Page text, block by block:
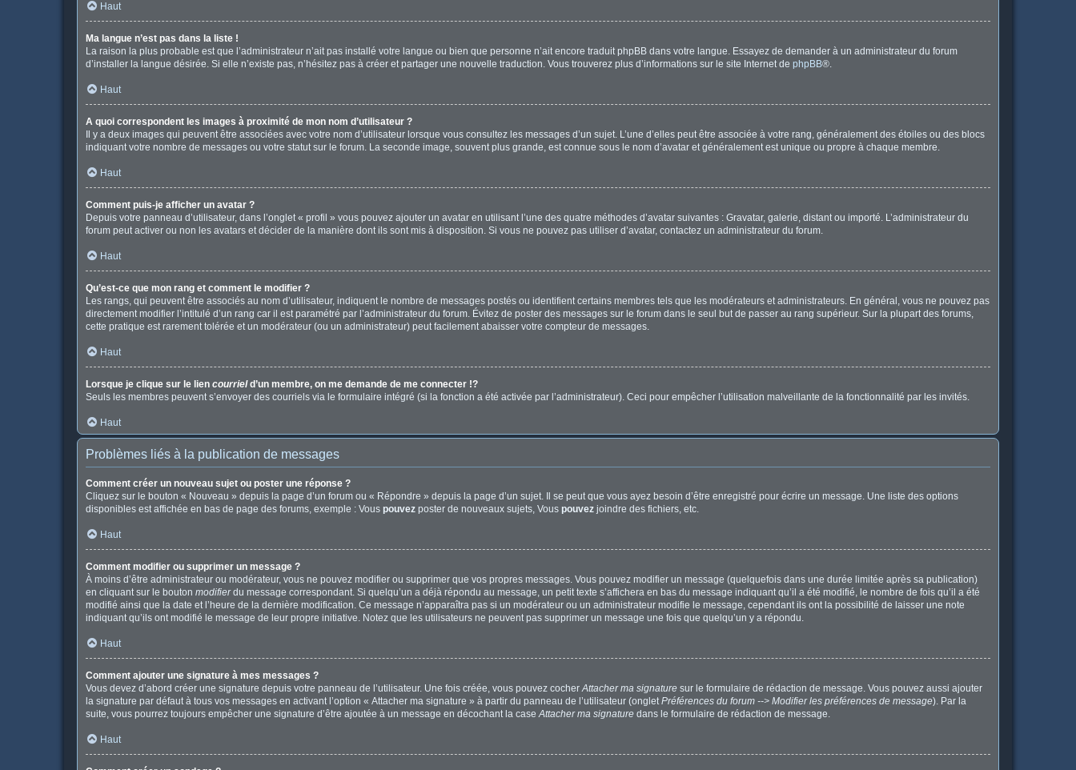
Haut
Ma langue n’est pas dans la liste !
La raison la plus probable est que l’administrateur n’ait pas installé votre langue ou bien que personne n’ait encore traduit phpBB dans votre langue. Essayez de demander à un administrateur du forum
d’installer la langue désirée. Si elle n’existe pas, n’hésitez pas à créer et partager une nouvelle traduction. Vous trouverez plus d’informations sur le site Internet de phpBB®.
Haut
A quoi correspondent les images à proximité de mon nom d’utilisateur ?
Il y a deux images qui peuvent être associées avec votre nom d’utilisateur lorsque vous consultez les messages d’un sujet. L’une d’elles peut être associée à votre rang, généralement des étoiles ou des blocs
indiquant votre nombre de messages ou votre statut sur le forum. La seconde image, souvent plus grande, est connue sous le nom d’avatar et généralement est unique ou propre à chaque membre.
Haut
Comment puis-je afficher un avatar ?
Depuis votre panneau d’utilisateur, dans l’onglet « profil » vous pouvez ajouter un avatar en utilisant l’une des quatre méthodes d’avatar suivantes : Gravatar, galerie, distant ou importé. L’administrateur du
forum peut activer ou non les avatars et décider de la manière dont ils sont mis à disposition. Si vous ne pouvez pas utiliser d’avatar, contactez un administrateur du forum.
Haut
Qu’est-ce que mon rang et comment le modifier ?
Les rangs, qui peuvent être associés au nom d’utilisateur, indiquent le nombre de messages postés ou identifient certains membres tels que les modérateurs et administrateurs. En général, vous ne pouvez pas
directement modifier l’intitulé d’un rang car il est paramétré par l’administrateur du forum. Évitez de poster des messages sur le forum dans le seul but de passer au rang supérieur. Sur la plupart des forums,
cette pratique est rarement tolérée et un modérateur (ou un administrateur) peut facilement abaisser votre compteur de messages.
Haut
Lorsque je clique sur le lien courrield’un membre, on me demande de me connecter !?
Seuls les membres peuvent s’envoyer des courriels via le formulaire intégré (si la fonction a été activée par l’administrateur). Ceci pour empêcher l’utilisation malveillante de la fonctionnalité par les invités.
Haut
Problèmes liés à la publication de messages
Comment créer un nouveau sujet ou poster une réponse ?
Cliquez sur le bouton « Nouveau » depuis la page d’un forum ou « Répondre » depuis la page d’un sujet. Il se peut que vous ayez besoin d’être enregistré pour écrire un message. Une liste des options
disponibles est affichée en bas de page des forums, exemple : Vous pouvez poster de nouveaux sujets, Vous pouvez joindre des fichiers, etc.
Haut
Comment modifier ou supprimer un message ?
À moins d’être administrateur ou modérateur, vous ne pouvez modifier ou supprimer que vos propres messages. Vous pouvez modifier un message (quelquefois dans une durée limitée après sa publication)
en cliquant sur le bouton modifierdu message correspondant. Si quelqu’un a déjà répondu au message, un petit texte s’affichera en bas du message indiquant qu’il a été modifié, le nombre de fois qu’il a été
modifié ainsi que la date et l’heure de la dernière modification. Ce message n’apparaîtra pas si un modérateur ou un administrateur modifie le message, cependant ils ont la possibilité de laisser une note
indiquant qu’ils ont modifié le message de leur propre initiative. Notez que les utilisateurs ne peuvent pas supprimer un message une fois que quelqu’un y a répondu.
Haut
Comment ajouter une signature à mes messages ?
Vous devez d’abord créer une signature depuis votre panneau de l’utilisateur. Une fois créée, vous pouvez cocherAttacher ma signature sur le formulaire de rédaction de message. Vous pouvez aussi ajouter
la signature par défaut à tous vos messages en activant l’option « Attacher ma signature » à partir du panneau de l’utilisateur (ongletPréférences du forum --> Modifier les préférences de message). Par la
suite, vous pourrez toujours empêcher une signature d’être ajoutée à un message en décochant la caseAttacher ma signature dans le formulaire de rédaction de message.
Haut